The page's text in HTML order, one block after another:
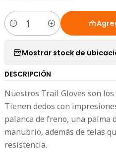
Cantidad
Mostrar stock de
DESCRIPCIÓN
Nuestros Trail Gloves son
Tienen dedos con
palanca de freno, una palma
manubrio, además de telas
resistencia.